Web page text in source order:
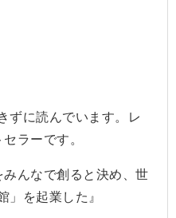
ずに読んでいます。レ
ラーです。
んなで創ると決め、世
」を起業した』